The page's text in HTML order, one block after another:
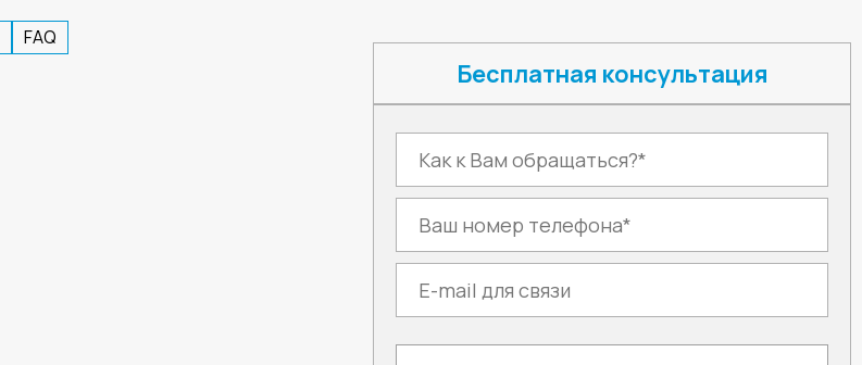
FAQ
Бесплатная консультация